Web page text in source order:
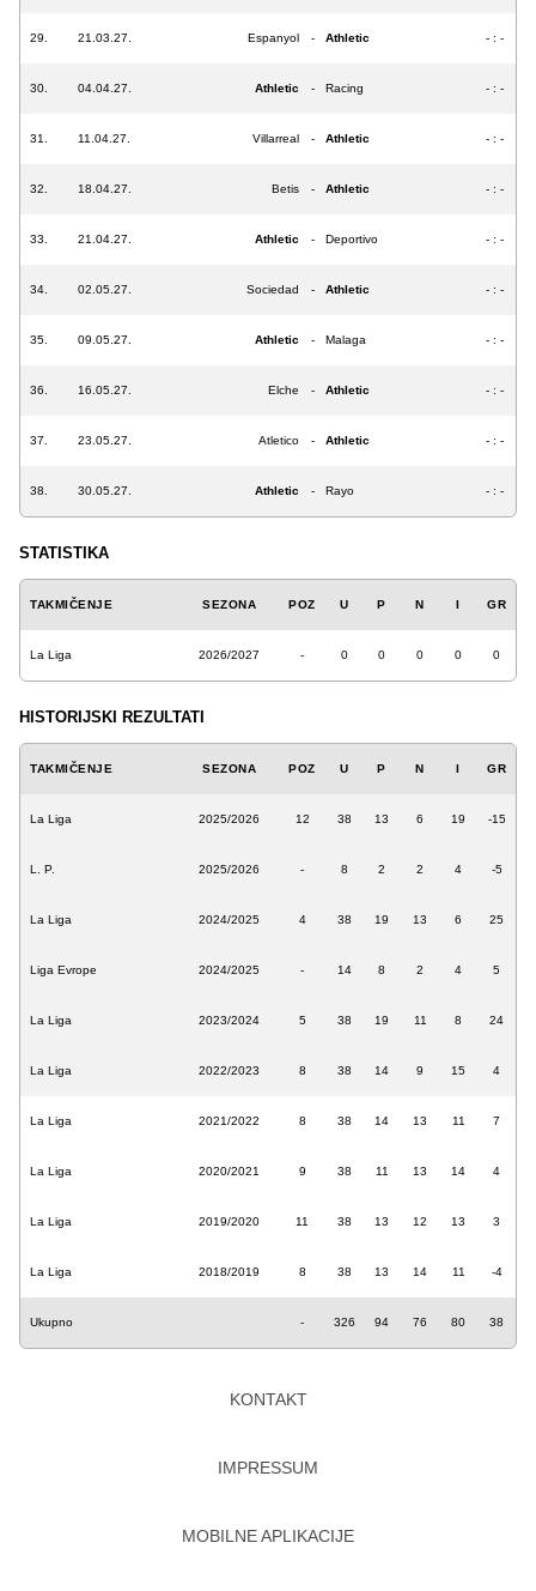
29. 21.03.27. Espanyol - Athletic - : -
30. 04.04.27. Athletic - Racing - : -
31. 11.04.27. Villarreal - Athletic - : -
32. 18.04.27. Betis - Athletic - : -
33. 21.04.27. Athletic - Deportivo - : -
34. 02.05.27. Sociedad - Athletic - : -
35. 09.05.27. Athletic - Malaga - : -
36. 16.05.27. Elche - Athletic - : -
37. 23.05.27. Atletico - Athletic - : -
38. 30.05.27. Athletic - Rayo - : -
STATISTIKA
TAKMIČENJE SEZONA POZ U P N I GR
La Liga 2026/2027 - 0 0 0 0 0
HISTORIJSKI REZULTATI
TAKMIČENJE SEZONA POZ U P N I GR
La Liga 2025/2026 12 38 13 6 19 -15
L. P. 2025/2026 - 8 2 2 4 -5
La Liga 2024/2025 4 38 19 13 6 25
Liga Evrope 2024/2025 - 14 8 2 4 5
La Liga 2023/2024 5 38 19 11 8 24
La Liga 2022/2023 8 38 14 9 15 4
La Liga 2021/2022 8 38 14 13 11 7
La Liga 2020/2021 9 38 11 13 14 4
La Liga 2019/2020 11 38 13 12 13 3
La Liga 2018/2019 8 38 13 14 11 -4
Ukupno - 326 94 76 80 38
KONTAKT
IMPRESSUM
MOBILNE APLIKACIJE